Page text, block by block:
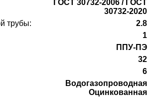
ГОСТ 30732-2006 / ГОСТ
30732-2020
трубы:
2.8
1
ППУ-ПЭ
32
6
Водогазопроводная
Оцинкованная